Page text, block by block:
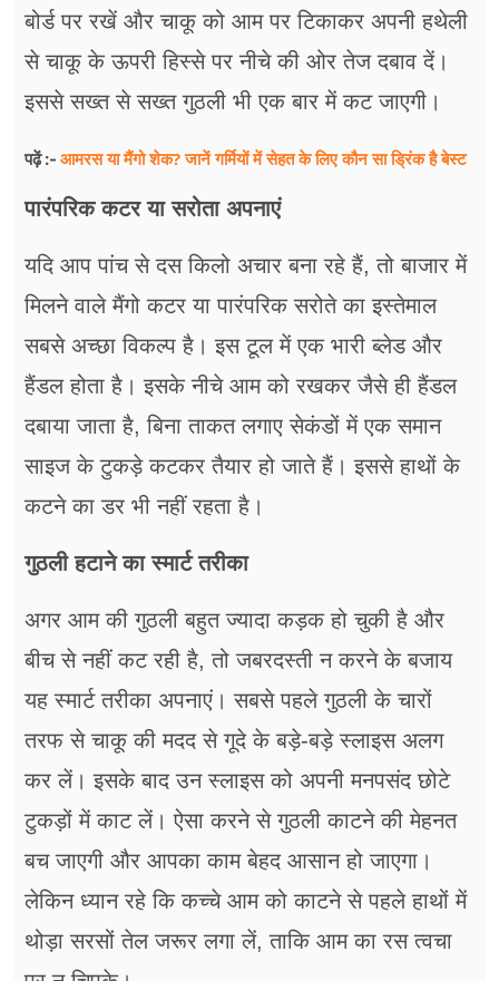
बोर्ड पर रखें और चाकू को आम पर टिकाकर अपनी हथेली
से चाकू के ऊपरी हिस्से पर नीचे की ओर तेज दबाव दें।
इससे सख्त से सख्त गुठली भी एक बार में कट जाएगी।
पढ़ें :- आमरस या मैंगो शेक? जानें गर्मियों में सेहत के लिए कौन सा ड्रिंक है बेस्ट
पारंपरिक कटर या सरोता अपनाएं
यदि आप पांच से दस किलो अचार बना रहे हैं, तो बाजार में
मिलने वाले मैंगो कटर या पारंपरिक सरोते का इस्तेमाल
सबसे अच्छा विकल्प है। इस टूल में एक भारी ब्लेड और
हैंडल होता है। इसके नीचे आम को रखकर जैसे ही हैंडल
दबाया जाता है, बिना ताकत लगाए सेकंडों में एक समान
साइज के टुकड़े कटकर तैयार हो जाते हैं। इससे हाथों के
कटने का डर भी नहीं रहता है।
गुठली हटाने का स्मार्ट तरीका
अगर आम की गुठली बहुत ज्यादा कड़क हो चुकी है और
बीच से नहीं कट रही है, तो जबरदस्ती न करने के बजाय
यह स्मार्ट तरीका अपनाएं। सबसे पहले गुठली के चारों
तरफ से चाकू की मदद से गूदे के बड़े-बड़े स्लाइस अलग
कर लें। इसके बाद उन स्लाइस को अपनी मनपसंद छोटे
टुकड़ों में काट लें। ऐसा करने से गुठली काटने की मेहनत
बच जाएगी और आपका काम बेहद आसान हो जाएगा।
लेकिन ध्यान रहे कि कच्चे आम को काटने से पहले हाथों में
थोड़ा सरसों तेल जरूर लगा लें, ताकि आम का रस त्वचा